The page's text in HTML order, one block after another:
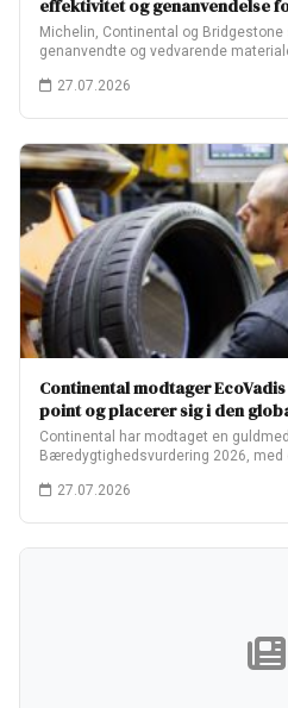
effektivitet og genanvendelse
Michelin, Continental og
genanvendte og vedvarende
27.07.2026
Continental modtager
point og placerer sig i den
Continental har modtaget en
Bæredygtighedsvurdering 2026, med
27.07.2026